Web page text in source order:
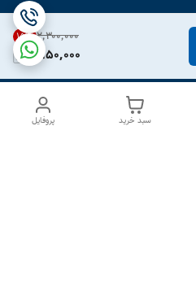
۲٬۳۰۰٬۰۰۰ 15%
1,950,000
پروفایل سبد خرید